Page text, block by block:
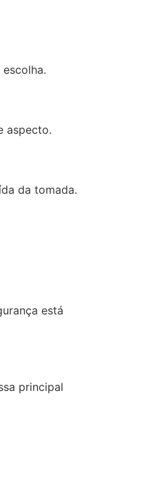
aspecto.
da tomada.
está
principal